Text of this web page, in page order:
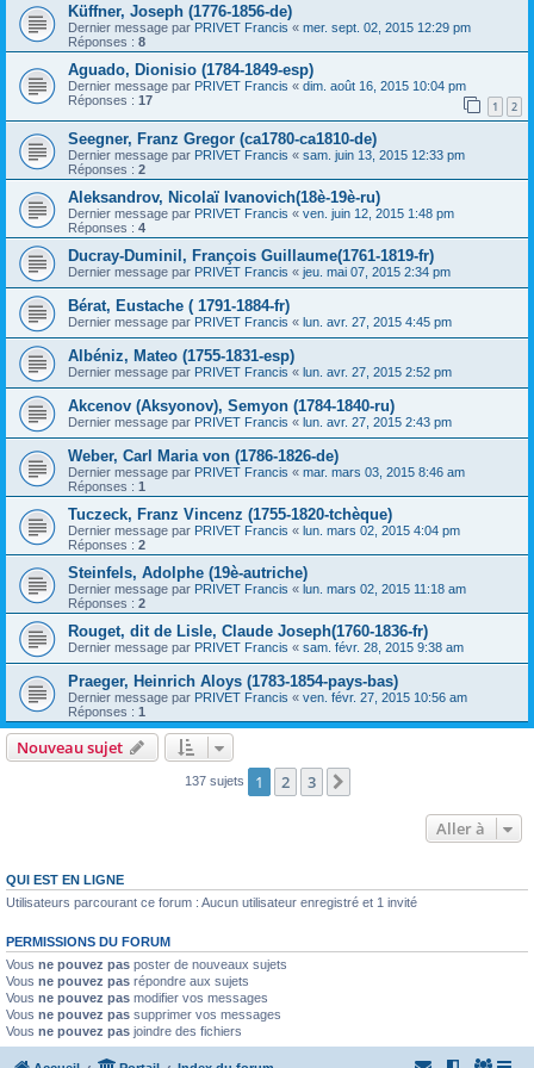
Küffner, Joseph (1776-1856-de)
Dernier message par PRIVET Francis « mer. sept. 02, 2015 12:29 pm
Réponses : 8
Aguado, Dionisio (1784-1849-esp)
Dernier message par PRIVET Francis « dim. août 16, 2015 10:04 pm
Réponses : 17 1 2
Seegner, Franz Gregor (ca1780-ca1810-de)
Dernier message par PRIVET Francis « sam. juin 13, 2015 12:33 pm
Réponses : 2
Aleksandrov, Nicolaï Ivanovich(18è-19è-ru)
Dernier message par PRIVET Francis « ven. juin 12, 2015 1:48 pm
Réponses : 4
Ducray-Duminil, François Guillaume(1761-1819-fr)
Dernier message par PRIVET Francis « jeu. mai 07, 2015 2:34 pm
Bérat, Eustache ( 1791-1884-fr)
Dernier message par PRIVET Francis « lun. avr. 27, 2015 4:45 pm
Albéniz, Mateo (1755-1831-esp)
Dernier message par PRIVET Francis « lun. avr. 27, 2015 2:52 pm
Akcenov (Aksyonov), Semyon (1784-1840-ru)
Dernier message par PRIVET Francis « lun. avr. 27, 2015 2:43 pm
Weber, Carl Maria von (1786-1826-de)
Dernier message par PRIVET Francis « mar. mars 03, 2015 8:46 am
Réponses : 1
Tuczeck, Franz Vincenz (1755-1820-tchèque)
Dernier message par PRIVET Francis « lun. mars 02, 2015 4:04 pm
Réponses : 2
Steinfels, Adolphe (19è-autriche)
Dernier message par PRIVET Francis « lun. mars 02, 2015 11:18 am
Réponses : 2
Rouget, dit de Lisle, Claude Joseph(1760-1836-fr)
Dernier message par PRIVET Francis « sam. févr. 28, 2015 9:38 am
Praeger, Heinrich Aloys (1783-1854-pays-bas)
Dernier message par PRIVET Francis « ven. févr. 27, 2015 10:56 am
Réponses : 1
Nouveau sujet
137 sujets 1 2 3
Aller à
QUI EST EN LIGNE
Utilisateurs parcourant ce forum : Aucun utilisateur enregistré et 1 invité
PERMISSIONS DU FORUM
Vous ne pouvez pas poster de nouveaux sujets
Vous ne pouvez pas répondre aux sujets
Vous ne pouvez pas modifier vos messages
Vous ne pouvez pas supprimer vos messages
Vous ne pouvez pas joindre des fichiers